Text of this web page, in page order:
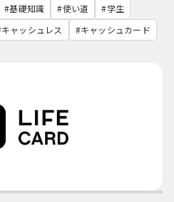
基礎知識 使い道
学生
キャッシュレス キャッシュカード